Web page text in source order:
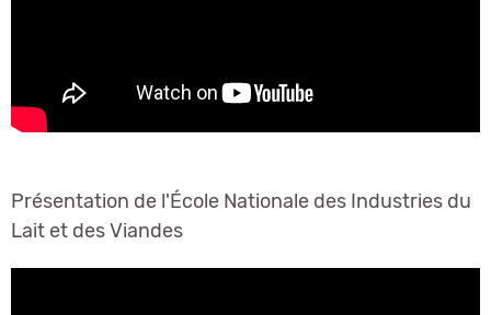
Présentation de l'École Nationale des Industries du
Lait et des Viandes